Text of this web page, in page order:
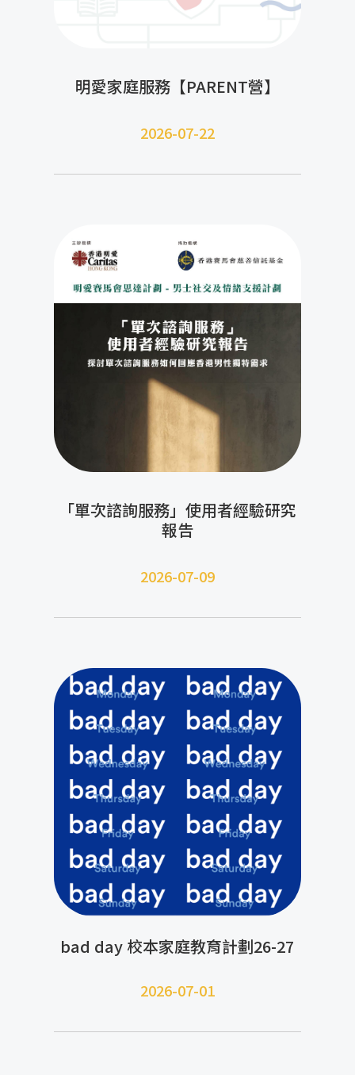
明愛家庭服務【PARENT營】
2026-07-22
「單次諮詢服務」使用者經驗研究
報告
2026-07-09
bad day 校本家庭教育計劃26-27
2026-07-01